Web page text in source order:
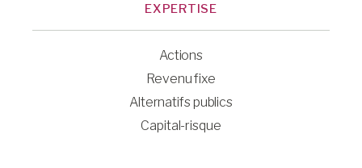
EXPERTISE
Actions
Revenu fixe
Alternatifs publics
Capital-risque